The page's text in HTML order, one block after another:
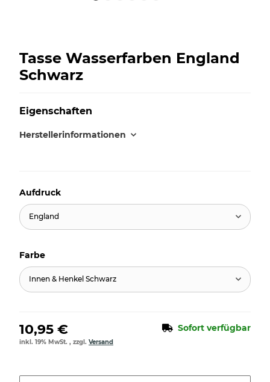
Tasse Wasserfarben England
Schwarz
Eigenschaften
Herstellerinformationen
Aufdruck
England
Farbe
Innen & Henkel Schwarz
10,95 € Sofort verfügbar
inkl. 19% MwSt. , zzgl. Versand